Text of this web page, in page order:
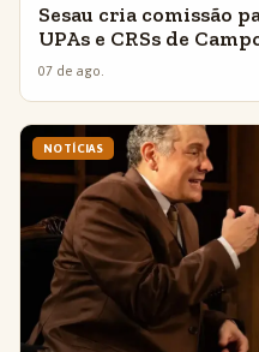
Sesau cria comissão
UPAs e CRSs de
07 de ago.
NOTÍCIAS